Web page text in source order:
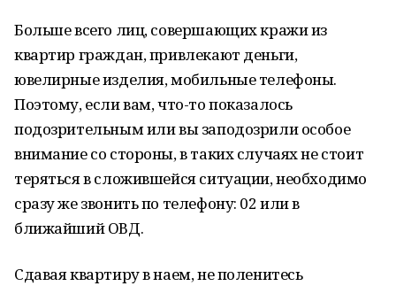
Больше всего лиц, совершающих кражи из
квартир граждан, привлекают деньги,
ювелирные изделия, мобильные телефоны.
Поэтому, если вам, что-то показалось
подозрительным или вы заподозрили особое
внимание со стороны, в таких случаях не стоит
теряться в сложившейся ситуации, необходимо
сразу же звонить по телефону: 02 или в
ближайший ОВД.
Сдавая квартиру в наем, не поленитесь